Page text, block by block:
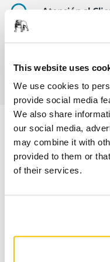
This website uses
We use cookies to
provide social media
We also share
our social media,
may combine it with
provided to them or
of their services.
Atención al
Abrasivos y
Concepto STYRO de